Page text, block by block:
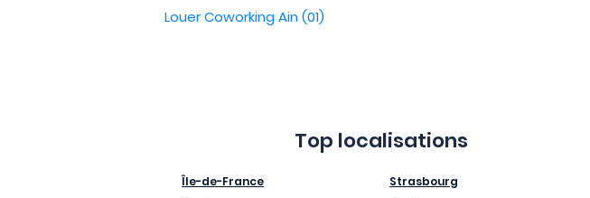
Louer Coworking Ain (01)
Top localisations
Île-de-France
Strasbourg